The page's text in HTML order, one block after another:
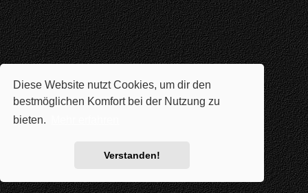
Diese Website nutzt Cookies, um dir den
bestmöglichen Komfort bei der Nutzung zu
bieten.
Verstanden!